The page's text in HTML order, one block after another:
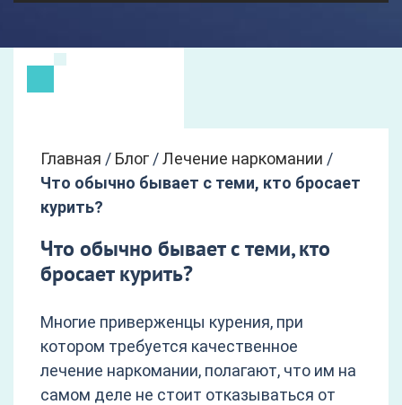
Главная / Блог /Лечение наркомании /
Что обычно бывает с теми, кто бросает
курить?
Что обычно бывает с теми, кто
бросает курить?
Многие приверженцы курения, при
котором требуется качественное
лечение наркомании, полагают, что им на
самом деле не стоит отказываться от